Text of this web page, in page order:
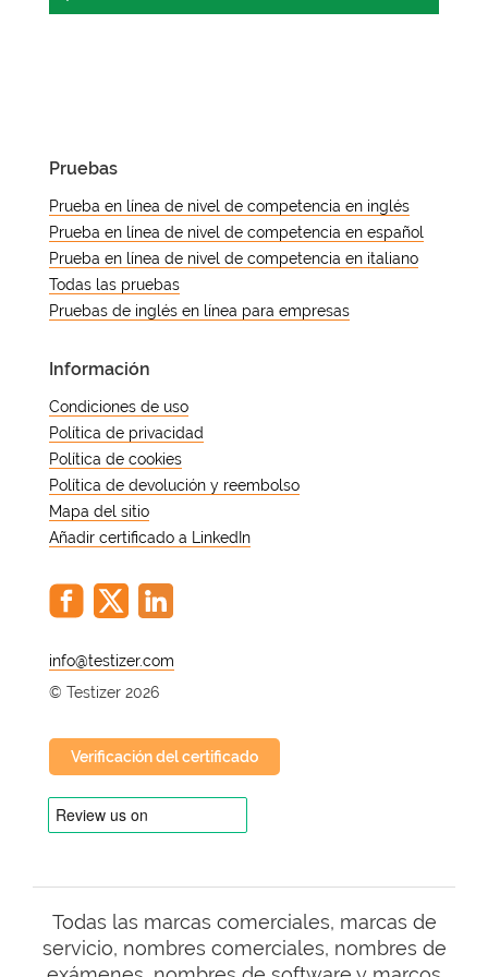
momento concreto. Eso es lo que
el mismo.
las solicitudes. En el caso concreto de
la inmigración, donde la tramitación
puede prolongarse mucho más allá
de las estimaciones iniciales, empezar
antes es la opción más segura.
Pruebas
Prueba en línea de nivel de competencia en inglés
Prueba en línea de nivel de competencia en español
Prueba en línea de nivel de competencia en italiano
Todas las pruebas
Pruebas de inglés en línea para empresas
Información
Condiciones de uso
Política de privacidad
Política de cookies
Política de devolución y reembolso
Mapa del sitio
Añadir certificado a LinkedIn
@
© Testizer 2026
Verificación del certificado
Todas las marcas comerciales, marcas de
servicio, nombres comerciales, nombres de